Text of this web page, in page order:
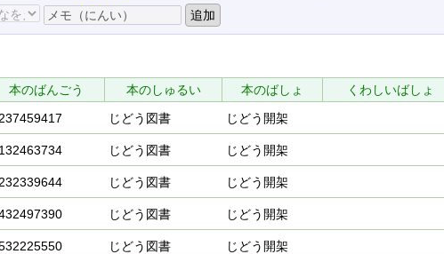
本のばんごう 本のしゅるい 本のばしょ くわしいばしょ
じどう図書 じどう開架
じどう図書 じどう開架
じどう図書 じどう開架
じどう図書 じどう開架
じどう図書 じどう開架